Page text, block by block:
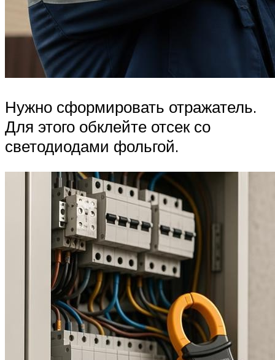
Нужно сформировать отражатель.
Для этого обклейте отсек со
светодиодами фольгой.